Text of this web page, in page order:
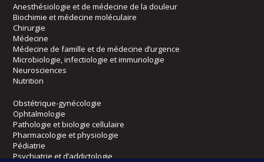
Anesthésiologie et de médecine de la douleur
Biochimie et médecine moléculaire
Chirurgie
Médecine
Médecine de famille et de médecine d’urgence
Microbiologie, infectiologie et immunologie
Neurosciences
Nutrition
Obstétrique-gynécologie
Ophtalmologie
Pathologie et biologie cellulaire
Pharmacologie et physiologie
Pédiatrie
Psychiatrie et d’addictologie